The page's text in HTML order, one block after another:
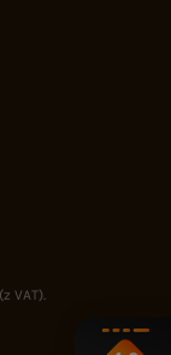
VAT).